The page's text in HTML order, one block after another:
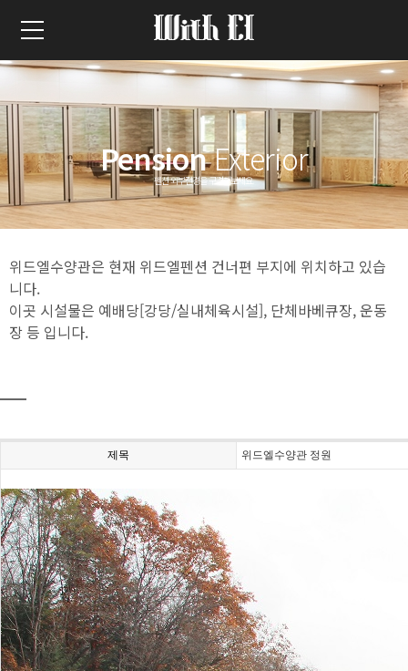
PensionExterior
펜션 외부전경을 구경해보세요.
위드엘수양관은 현재 위드엘펜션 건너편 부지에 위치하고 있습
니다.
이곳 시설물은 예배당[강당/실내체육시설], 단체바베큐장, 운동
장 등 입니다.
제목 위드엘수양관 정원